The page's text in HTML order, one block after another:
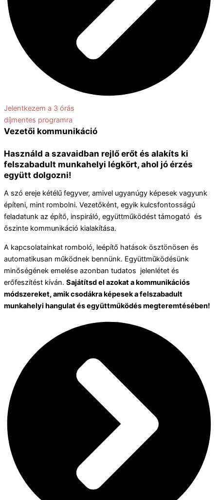
Jelentkezem a 3 órás
díjmentes programra
Vezetői kommunikáció
Használd a szavaidban rejlő erőt és alakíts ki
felszabadult munkahelyi légkört, ahol jó érzés
együtt dolgozni!
A szó ereje kétélű fegyver, amivel ugyanúgy képesek vagyunk
építeni, mint rombolni. Vezetőként, egyik kulcsfontosságú
feladatunk az építő, inspiráló, együttműködést támogató és
őszinte kommunikáció kialakítása.
A kapcsolatainkat romboló, leépítő hatások ösztönösen és
automatikusan működnek bennünk. Együttműködésünk
minőségének emelése azonban tudatos jelenlétet és
erőfeszítést kíván. Sajátítsd el azokat a kommunikációs
módszereket, amik csodákra képesek a felszabadult
munkahelyi hangulat és együttműködés megteremtésében!